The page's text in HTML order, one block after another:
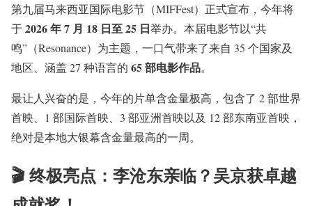
第九届马来西亚国际电影节（MIFFest）正式宣布，今年将
于2026 年 7 月 18 日至 25 日举办。本届电影节以“共
鸣”（Resonance）为主题，一口气带来了来自 35 个国家及
地区、涵盖 27 种语言的 65 部电影作品。
最让人兴奋的是，今年的片单含金量极高，包含了 2 部世界
首映、1 部国际首映、3 部亚洲首映以及 12 部东南亚首映，
绝对是本地大银幕含金量最高的一周。
🎬 终极亮点：李沧东亲临？吴京获卓越